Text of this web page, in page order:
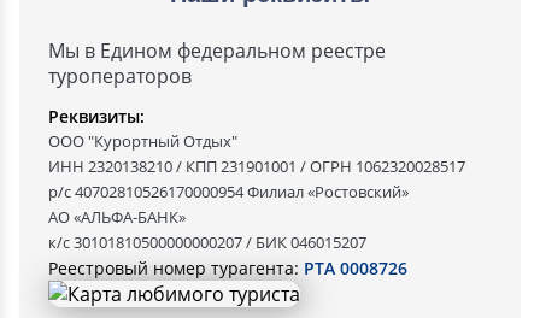
Мы в Едином федеральном реестре
туроператоров
Реквизиты:
ООО "Курортный Отдых"
ИНН 2320138210 / КПП 231901001 / ОГРН 1062320028517
р/с 40702810526170000954 Филиал «Ростовский»
АО «АЛЬФА-БАНК»
к/с 30101810500000000207 / БИК 046015207
Реестровый номер турагента: РТА 0008726